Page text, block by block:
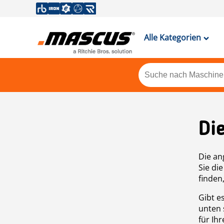
Alle Kategorien
Die
Sie
Gibt
unten
für